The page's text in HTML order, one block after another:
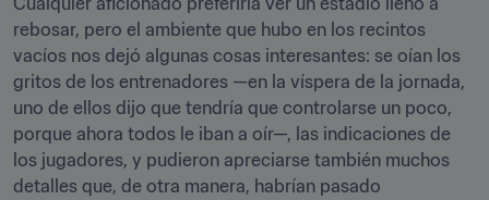
rebosar, pero el ambiente que hubo en los recintos
vacíos nos dejó algunas cosas interesantes: se oían los
gritos de los entrenadores —en la víspera de la jornada,
uno de ellos dijo que tendría que controlarse un poco,
porque ahora todos le iban a oír—, las indicaciones de
los jugadores, y pudieron apreciarse también muchos
detalles que, de otra manera, habrían pasado